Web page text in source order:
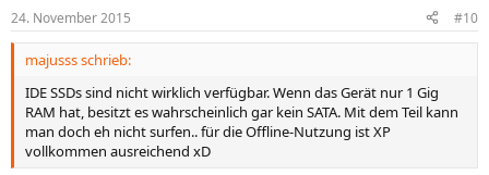
24. November 2015 #10
majusss schrieb:
IDE SSDs sind nicht wirklich verfügbar. Wenn das Gerät nur 1 Gig
RAM hat, besitzt es wahrscheinlich gar kein SATA. Mit dem Teil kann
man doch eh nicht surfen.. für die Offline-Nutzung ist XP
vollkommen ausreichend xD